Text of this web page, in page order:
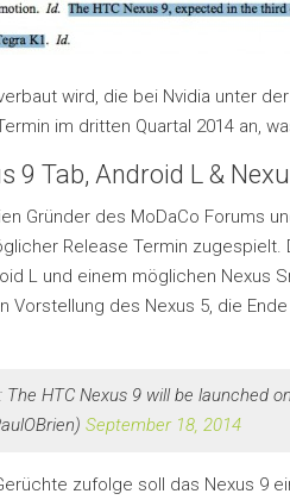
wird, die bei Nvidia unter
im dritten Quartal 2014 an,
9 Tab, Android L &
Gründer des MoDaCo Forums
Release Termin
L und einem möglichen Nexus
Vorstellung des Nexus 5, die
HTC Nexus 9 will be launched
September 18, 2014
zufolge soll das Nexus 9